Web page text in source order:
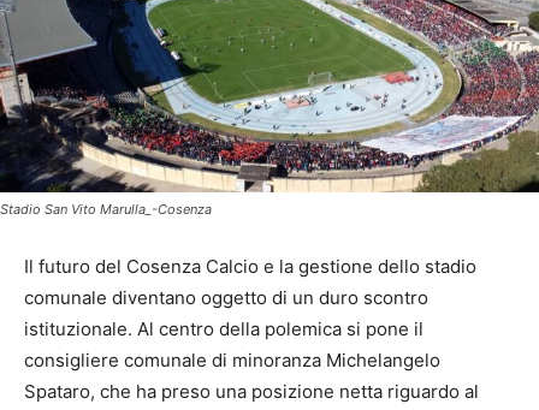
Stadio San Vito Marulla_-Cosenza
Il futuro del Cosenza Calcio e la gestione dello stadio
comunale diventano oggetto di un duro scontro
istituzionale. Al centro della polemica si pone il
consigliere comunale di minoranza Michelangelo
Spataro, che ha preso una posizione netta riguardo al